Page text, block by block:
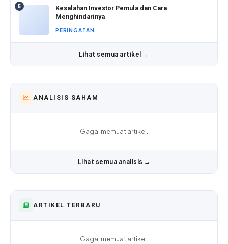
5
Kesalahan Investor Pemula dan Cara
Menghindarinya
PERINGATAN
Lihat semua artikel →
ANALISIS SAHAM
Gagal memuat artikel.
Lihat semua analisis →
ARTIKEL TERBARU
Gagal memuat artikel.